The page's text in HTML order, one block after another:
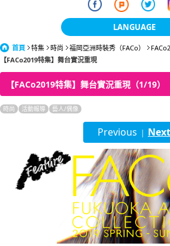
LANGUAGE
日本語
한국어
簡体中文
繁體中文
English
ภาษาไทย
tiéng Viêt
Bahasa Indonesia
首頁 特集 時尚 福岡亞洲時裝秀（FACo）
【FACo2019特集】舞台實況重現
【FACo2019特集】舞台實況重現（1/19）
時尚 活動報導 藝人/偶像
Previous | Next